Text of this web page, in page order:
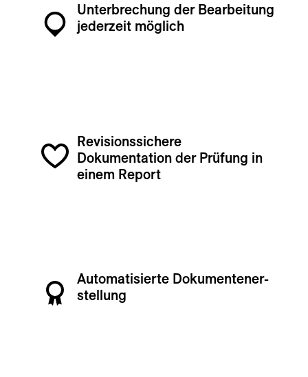
Unterbrechung der Bearbeitung
jederzeit möglich
Revisionssichere
Dokumentation der Prüfung in
einem Report
Automatisierte Dokumenten­er­
stellung